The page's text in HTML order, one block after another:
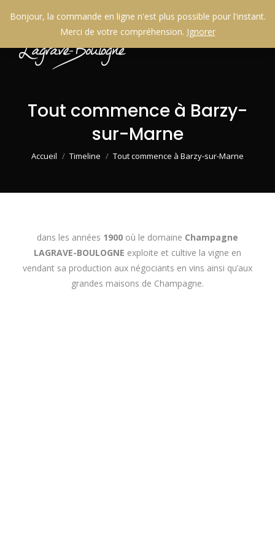
Tout commence à Barzy-
sur-Marne
Vous êtes ici :
Accueil Timeline Tout commence à Barzy-sur-Marne
dans les années 1900 où le domaine Champagne
LAGRAVE-BOULOGNE exploite et cultive la vigne en
vendant sa production aux négociants en vins ainsi qu’aux
grandes maisons de Champagne.
Bonjour, la commande en ligne n'est plus possible pour l'instant.
Merci de votre compréhension. Ignorer